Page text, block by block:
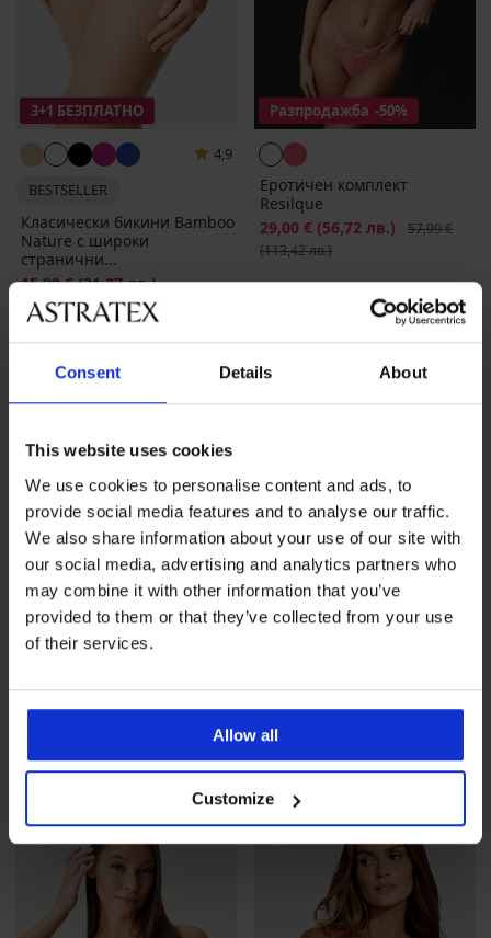
Consent Details About
This website uses cookies
We use cookies to personalise content and ads, to
provide social media features and to analyse our traffic.
We also share information about your use of our site with
our social media, advertising and analytics partners who
may combine it with other information that you’ve
provided to them or that they’ve collected from your use
of their services.
Allow all
Customize
3+1 БЕЗПЛАТНО
4,9
BESTSELLER
Класически бикини Bamboo
Nature с широки
странични...
15,99 €(31,27 лв.)
промоция 3+1 БЕЗПЛАТНО
Разпродажба -50%
Еротичен комплект
Resilque
Намаление
29,00 € (56,72 лв.)
57,99 €
(113,42 лв.)
49,99 €(97,77 лв.)
Дамска памучна нощница
Jianna къса
24,99 €(48,88 лв.)